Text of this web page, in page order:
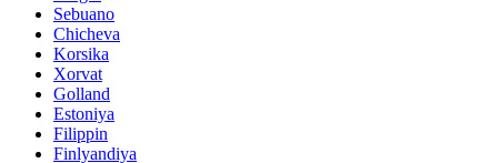
Sebuano
Chicheva
Korsika
Xorvat
Golland
Estoniya
Filippin
Finlyandiya